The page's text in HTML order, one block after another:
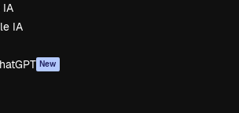
IA
IA
New